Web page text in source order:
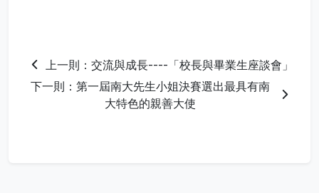
上一則：交流與成長----「校長與畢業生座談會」
下一則：第一屆南大先生小姐決賽選出最具有南
大特色的親善大使